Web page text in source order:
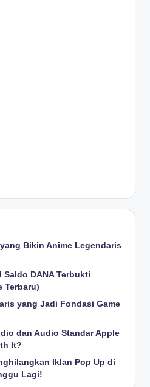
Bikin Anime Legendaris
Saldo DANA Terbukti
Terbaru)
yang Jadi Fondasi Game
dan Audio Standar Apple
It?
Iklan Pop Up di
Lagi!